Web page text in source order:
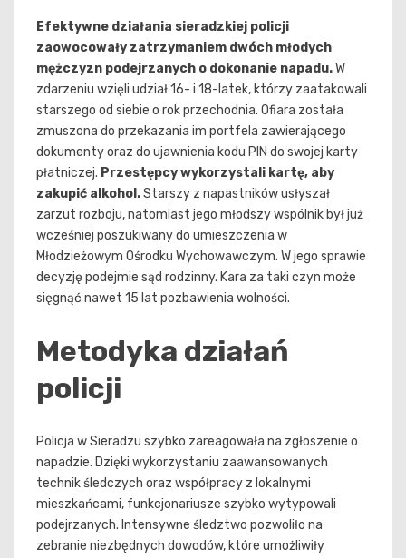
Efektywne działania sieradzkiej policji
zaowocowały zatrzymaniem dwóch młodych
mężczyzn podejrzanych o dokonanie napadu.W
zdarzeniu wzięli udział 16- i 18-latek, którzy zaatakowali
starszego od siebie o rok przechodnia. Ofiara została
zmuszona do przekazania im portfela zawierającego
dokumenty oraz do ujawnienia kodu PIN do swojej karty
płatniczej. Przestępcy wykorzystali kartę, aby
zakupić alkohol.Starszy z napastników usłyszał
zarzut rozboju, natomiast jego młodszy wspólnik był już
wcześniej poszukiwany do umieszczenia w
Młodzieżowym Ośrodku Wychowawczym. W jego sprawie
decyzję podejmie sąd rodzinny. Kara za taki czyn może
sięgnąć nawet 15 lat pozbawienia wolności.
Metodyka działań
policji
Policja w Sieradzu szybko zareagowała na zgłoszenie o
napadzie. Dzięki wykorzystaniu zaawansowanych
technik śledczych oraz współpracy z lokalnymi
mieszkańcami, funkcjonariusze szybko wytypowali
podejrzanych. Intensywne śledztwo pozwoliło na
zebranie niezbędnych dowodów, które umożliwiły